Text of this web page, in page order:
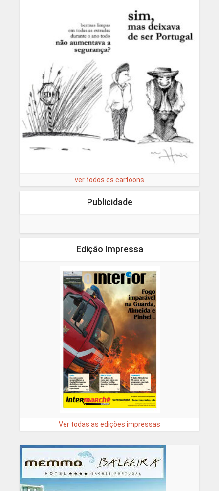
ver todos os cartoons
Publicidade
Edição Impressa
Ver todas as edições impressas